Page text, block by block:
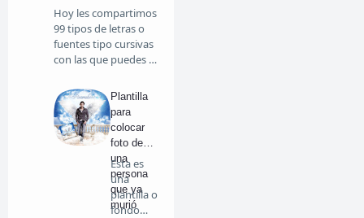
Hoy les compartimos
99 tipos de letras o
fuentes tipo cursivas
con las que puedes …
Plantilla
para
colocar
foto de
una
persona
que ya
murió
Esta es
una
plantilla o
fondo